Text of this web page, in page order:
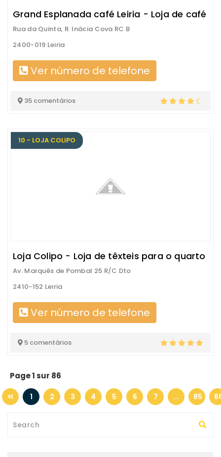
Grand Esplanada café Leiria - Loja de café
Rua da Quinta, R. Inácia Cova RC B
2400-019 Leiria
Ver número de telefone
35 comentários
10 - LOJA COLIPO
Loja Colipo - Loja de têxteis para o quarto
Av. Marquês de Pombal 25 R/C Dto
2410-152 Leiria
Ver número de telefone
5 comentários
Page 1 sur 86
1 2 3 4 5 6 7 ... 85